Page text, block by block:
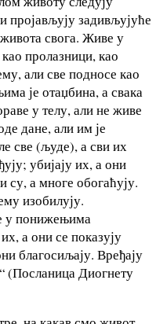
пројављују задивљујуће
свога. Живе у
пролазници, као
али све подносе као
је отаџбина, а свака
у телу, али не живе
дане, али им је
све (људе), а сви их
убијају их, а они
а многе обогаћују.
изобилују.
у понижењима
а они се показују
благосиљају. Вређају
(Посланица Диогнету